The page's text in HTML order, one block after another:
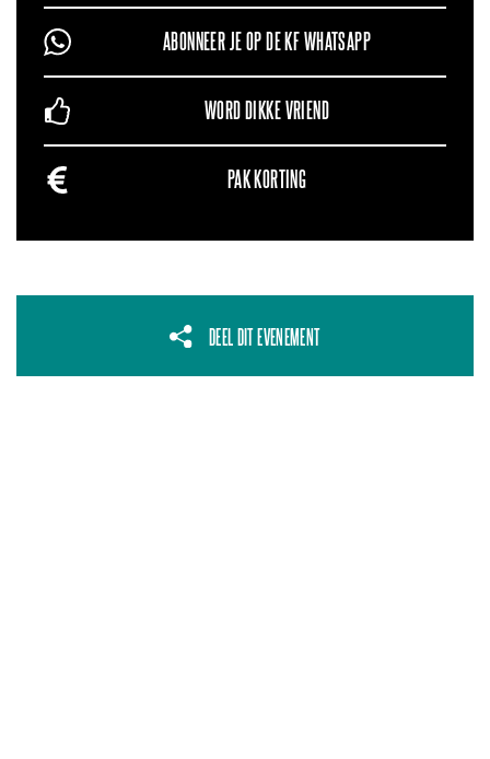
ABONNEER JE OP DE KF WHATSAPP
WORD DIKKE VRIEND
PAK KORTING
DEEL DIT EVENEMENT